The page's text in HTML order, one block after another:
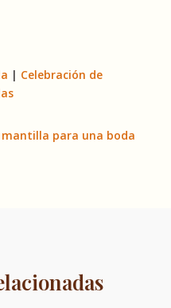
| Celebración de
mantilla para una boda